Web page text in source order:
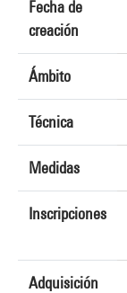
Fecha de
creación
Ámbito
Técnica
Medidas
Inscripciones
Adquisición